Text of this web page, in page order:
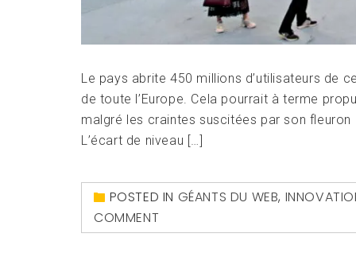
Le pays abrite 450 millions d’utilisateurs de
de toute l’Europe. Cela pourrait à terme
malgré les craintes suscitées par son fleuron
L’écart de niveau […]
POSTED IN GÉANTS DU WEB,
COMMENT